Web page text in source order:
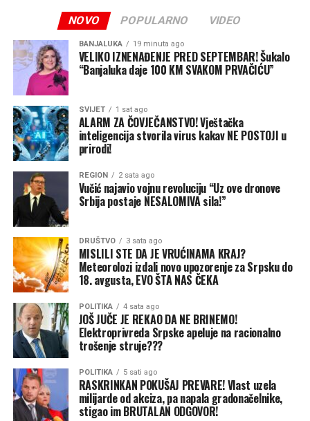
uvoz. Od ovih pravila izuzeto je samo nekoliko vrsta voća
– ananas, kokos, durian, banane i datule (hurme), koje se
mogu unijeti bez fitosanitarnog certifikata.
Ako granične ili carinske službe pronađu voće koje ne
ispunjava propisane uslove, ono može biti oduzeto i
uništeno. Za neprijavljivanje robe koja podliježe
ograničenjima fizičkim osobama prijete novčane kazne
od 390 do čak 13.260 eura, zavisno od težine prekršaja.
Zbog toga se putnicima savjetuje da prije polaska
provjere važeće propise ili da svježe smokve i grožđe
kupe tek nakon ulaska u Hrvatsku, prenosi Avaz.
NOVO POPULARNO VIDEO
BANJALUKA 19 minuta ago
VELIKO IZNENAĐENJE PRED SEPTEMBAR! Šukalo
“Banjaluka daje 100 KM SVAKOM PRVAČIĆU”
SVIJET 1 sat ago
ALARM ZA ČOVJEČANSTVO! Vještačka
inteligencija stvorila virus kakav NE POSTOJI u
prirodi!
REGION 2 sata ago
Vučić najavio vojnu revoluciju “Uz ove dronove
Srbija postaje NESALOMIVA sila!”
DRUŠTVO 3 sata ago
MISLILI STE DA JE VRUĆINAMA KRAJ?
Meteorolozi izdali novo upozorenje za Srpsku do
18. avgusta, EVO ŠTA NAS ČEKA
POLITIKA 4 sata ago
JOŠ JUČE JE REKAO DA NE BRINEMO!
Elektroprivreda Srpske apeluje na racionalno
trošenje struje???
POLITIKA 5 sati ago
RASKRINKAN POKUŠAJ PREVARE! Vlast uzela
milijarde od akciza, pa napala gradonačelnike,
stigao im BRUTALAN ODGOVOR!